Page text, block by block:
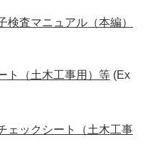
検査マニュアル（本編）
ト（土木工事用）等 (Ex
ェックシート（土木工事